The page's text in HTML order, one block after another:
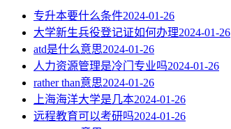
专升本要什么条件2024-01-26
大学新生兵役登记证如何办理2024-01-26
atd是什么意思2024-01-26
人力资源管理是冷门专业吗2024-01-26
rather than意思2024-01-26
上海海洋大学是几本2024-01-26
远程教育可以考研吗2024-01-26